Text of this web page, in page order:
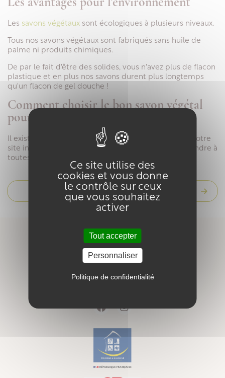
Ce site utilise des
cookies et vous donne
le contrôle sur ceux
que vous souhaitez
activer
Tout accepter
Personnaliser
Politique de confidentialité
Les avantages pour l'environnement
Les savons végétaux sont écologiques à plusieurs niveaux.
Tous nos savons végétaux sont fabriqués sans huile de
palme ni produits chimiques.
De par le fait d'être des solides, vous n'avez plus de flacon
plastique et en plus nos savons durent plus longtemps
qu'un flacon de gel douche !
Comment choisir le bon savon végétal
pour vous
Il existe une grande variété desavons végétaux
sur notre
site internet, 14 parfums sont disponibles pour répondre à
toutes les envies !
Acheter un savon végétal